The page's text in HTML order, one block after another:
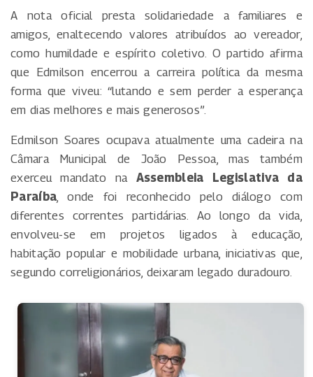
A nota oficial presta solidariedade a familiares e
amigos, enaltecendo valores atribuídos ao vereador,
como humildade e espírito coletivo. O partido afirma
que Edmilson encerrou a carreira política da mesma
forma que viveu: “lutando e sem perder a esperança
em dias melhores e mais generosos”.
Edmilson Soares ocupava atualmente uma cadeira na
Câmara Municipal de João Pessoa, mas também
exerceu mandato na Assembleia Legislativa da
Paraíba, onde foi reconhecido pelo diálogo com
diferentes correntes partidárias. Ao longo da vida,
envolveu-se em projetos ligados à educação,
habitação popular e mobilidade urbana, iniciativas que,
segundo correligionários, deixaram legado duradouro.